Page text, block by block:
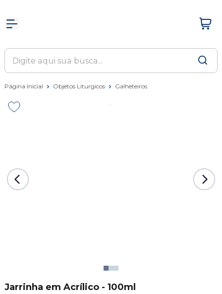
Página Inicial Objetos Liturgicos Galheteiros
Jarrinha em Acrílico - 100ml